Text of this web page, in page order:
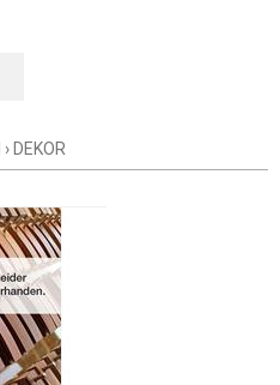
› DEKOR